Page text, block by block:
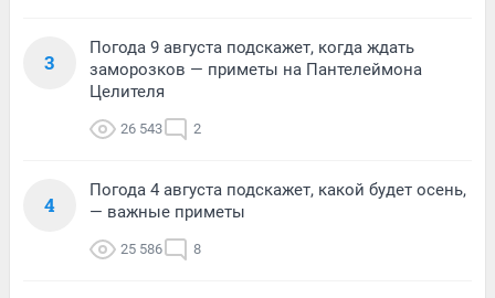
3
Погода 9 августа подскажет, когда ждать
заморозков — приметы на Пантелеймона
Целителя
26 543 2
4
Погода 4 августа подскажет, какой будет осень,
— важные приметы
25 586 8